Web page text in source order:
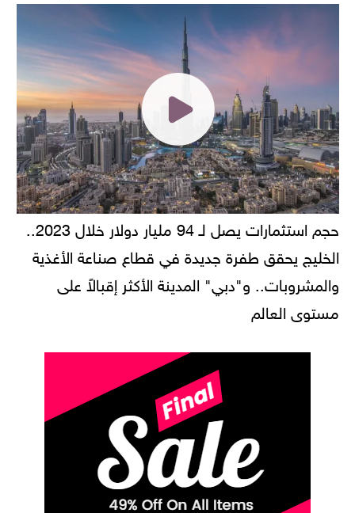
حجم استثمارات يصل لـ 94 مليار دولار خلال 2023..
الخليج يحقق طفرة جديدة في قطاع صناعة الأغذية
والمشروبات.. و"دبي" المدينة الأكثر إقبالاً على
مستوى العالم